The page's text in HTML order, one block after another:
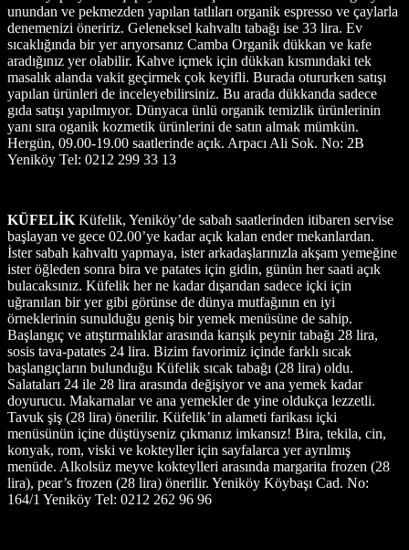
unundan ve pekmezden yapılan tatlıları organik espresso ve çaylarla
denemenizi öneririz. Geleneksel kahvaltı tabağı ise 33 lira. Ev
sıcaklığında bir yer arıyorsanız Camba Organik dükkan ve kafe
aradığınız yer olabilir. Kahve içmek için dükkan kısmındaki tek
masalık alanda vakit geçirmek çok keyifli. Burada otururken satışı
yapılan ürünleri de inceleyebilirsiniz. Bu arada dükkanda sadece
gıda satışı yapılmıyor. Dünyaca ünlü organik temizlik ürünlerinin
yanı sıra oganik kozmetik ürünlerini de satın almak mümkün.
Hergün, 09.00-19.00 saatlerinde açık. Arpacı Ali Sok. No: 2B
Yeniköy Tel: 0212 299 33 13
KÜFELİK Küfelik, Yeniköy’de sabah saatlerinden itibaren servise
başlayan ve gece 02.00’ye kadar açık kalan ender mekanlardan.
İster sabah kahvaltı yapmaya, ister arkadaşlarınızla akşam yemeğine
ister öğleden sonra bira ve patates için gidin, günün her saati açık
bulacaksınız. Küfelik her ne kadar dışarıdan sadece içki için
uğranılan bir yer gibi görünse de dünya mutfağının en iyi
örneklerinin sunulduğu geniş bir yemek menüsüne de sahip.
Başlangıç ve atıştırmalıklar arasında karışık peynir tabağı 28 lira,
sosis tava-patates 24 lira. Bizim favorimiz içinde farklı sıcak
başlangıçların bulunduğu Küfelik sıcak tabağı (28 lira) oldu.
Salataları 24 ile 28 lira arasında değişiyor ve ana yemek kadar
doyurucu. Makarnalar ve ana yemekler de yine oldukça lezzetli.
Tavuk şiş (28 lira) önerilir. Küfelik’in alameti farikası içki
menüsünün içine düştüyseniz çıkmanız imkansız! Bira, tekila, cin,
konyak, rom, viski ve kokteyller için sayfalarca yer ayrılmış
menüde. Alkolsüz meyve kokteylleri arasında margarita frozen (28
lira), pear’s frozen (28 lira) önerilir. Yeniköy Köybaşı Cad. No:
164/1 Yeniköy Tel: 0212 262 96 96